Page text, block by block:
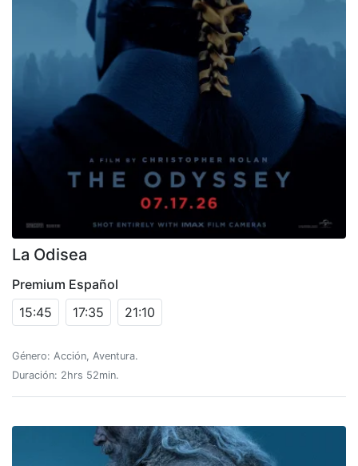
La Odisea
Premium Español
15:45
17:35 21:10
Género: Acción, Aventura.
Duración: 2hrs 52min.